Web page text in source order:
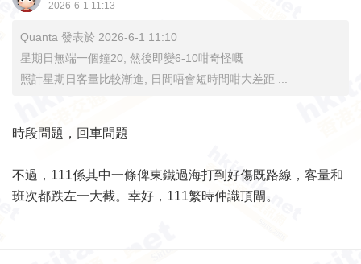
2026-6-1 11:13
Quanta 發表於 2026-6-1 11:10
星期日無端一個鐘20, 然後即變6-10咁奇怪嘅
照計星期日客量比較漸進, 日間唔會短時間咁大差距 ...
時段問題，回車問題
不過，111係其中一條俾東鐵過海打到好傷既路線，客量和
班次都跌左一大截。幸好，111繁時仲識頂閘。